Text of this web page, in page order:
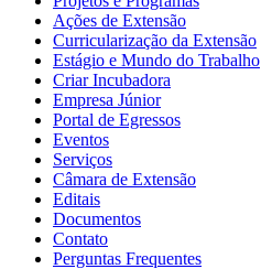
Ações de Extensão
Curricularização da Extensão
Estágio e Mundo do Trabalho
Criar Incubadora
Empresa Júnior
Portal de Egressos
Eventos
Serviços
Câmara de Extensão
Editais
Documentos
Contato
Perguntas Frequentes